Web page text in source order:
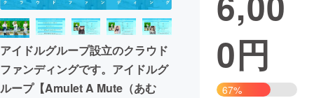
ビジネス・起業
まちづくり・地域活性化
アイドルグループ設立のクラウド
ファンディングです。アイドルグ
ループ【Amulet A Mute（あむ
0円
67%